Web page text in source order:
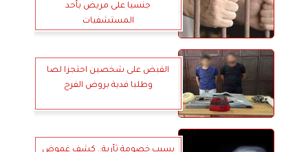
جنسيا على مريض بأحد
المستشفيات
القبض على شخصين احتجزا لصا
وطلبا فدية بروض الفرج
بسبب خصومة ثأرية.. كشف غموض